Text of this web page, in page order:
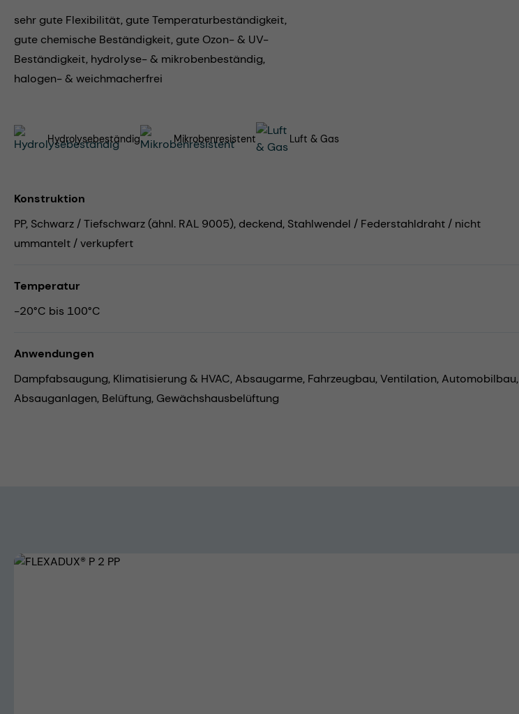
sehr gute Flexibilität, gute Temperaturbeständigkeit,
gute chemische Beständigkeit, gute Ozon- & UV-
Beständigkeit, hydrolyse- & mikrobenbeständig,
halogen- & weichmacherfrei
Hydrolysebeständig Mikrobenresistent Luft & Gas
Konstruktion
PP, Schwarz / Tiefschwarz (ähnl. RAL 9005), deckend, Stahlwendel / Federstahldraht / nicht
ummantelt / verkupfert
Temperatur
-20°C bis 100°C
Anwendungen
Dampfabsaugung, Klimatisierung & HVAC,Absaugarme, Fahrzeugbau,Ventilation,Automobilbau,
Absauganlagen, Belüftung, Gewächshausbelüftung
Bildergalerie überspringen